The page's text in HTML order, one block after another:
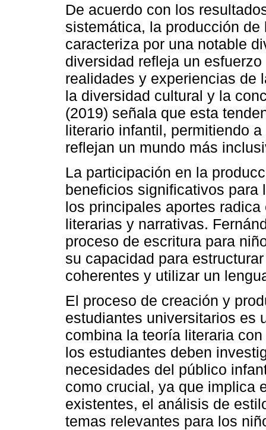
De acuerdo con los
sistemática, la producción
caracteriza por una notable
diversidad refleja un
realidades y experiencias de
la diversidad cultural y la
(2019) señala que esta
literario infantil, permitiendo
reflejan un mundo más
La participación en la
beneficios significativos para
los principales aportes
literarias y narrativas.
proceso de escritura para
su capacidad para
coherentes y utilizar un
El proceso de creación y
estudiantes universitarios es
combina la teoría literaria
los estudiantes deben
necesidades del público
como crucial, ya que implica
existentes, el análisis de
temas relevantes para los